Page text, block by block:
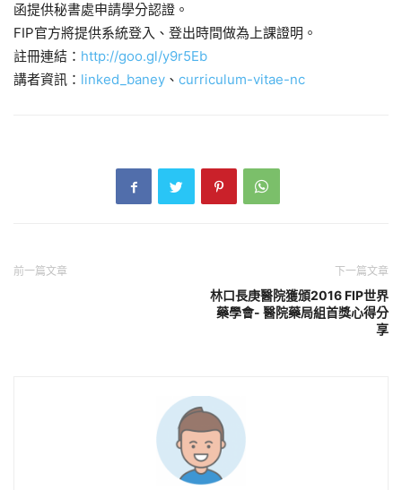
函提供秘書處申請學分認證。
FIP官方將提供系統登入、登出時間做為上課證明。
註冊連結： http://goo.gl/y9r5Eb
講者資訊： linked_baney 、 curriculum-vitae-nc
前一篇文章 下一篇文章
林口長庚醫院獲頒2016 FIP世界
藥學會- 醫院藥局組首獎心得分
享